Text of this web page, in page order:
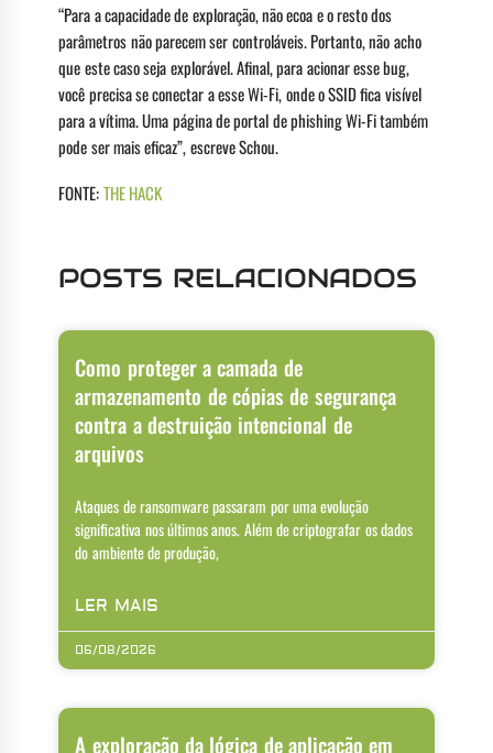
“Para a capacidade de exploração, não ecoa e o resto dos
parâmetros não parecem ser controláveis. Portanto, não acho
que este caso seja explorável. Afinal, para acionar esse bug,
você precisa se conectar a esse Wi-Fi, onde o SSID fica visível
para a vítima. Uma página de portal de phishing Wi-Fi também
pode ser mais eficaz”, escreve Schou.
FONTE:THE HACK
POSTS RELACIONADOS
Como proteger a camada de
armazenamento de cópias de segurança
contra a destruição intencional de
arquivos
Ataques de ransomware passaram por uma evolução
significativa nos últimos anos. Além de criptografar os dados
do ambiente de produção,
LER MAIS
06/08/2026
A exploração da lógica de aplicação em